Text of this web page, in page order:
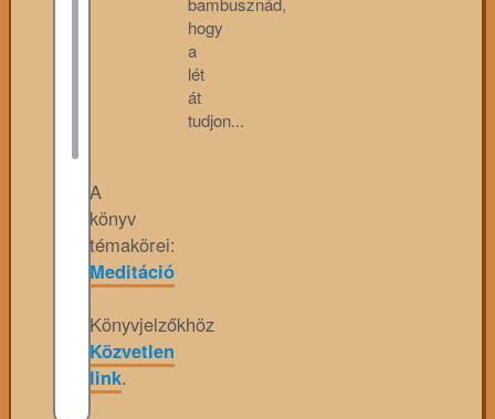
hogy
a
lét
át
tudjon...
A
könyv
témakörei:
Meditáció
Könyvjelzőkhöz
Közvetlen
link.